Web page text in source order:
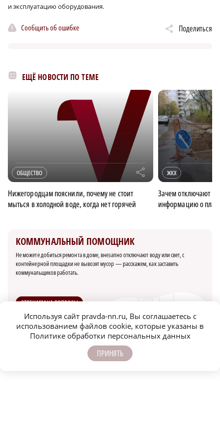
и эксплуатацию оборудования.
Сообщить об ошибке Поделиться
ЕЩЁ НОВОСТИ ПО ТЕМЕ
ОБЩЕСТВО r
Нижегородцам пояснили, почему не стоит
мыться в холодной воде, когда нет горячей
ЖКХ
Зачем отключают
информацию о
КОММУНАЛЬНЫЙ ПОМОЩНИК
Не можете добиться ремонта в доме, внезапно отключают воду или свет, с
контейнерной площадки не вывозят мусор — расскажем, как заставить
коммунальщиков работать.
ОТВЕЧАЕМ НА ВОПРОСЫ
ПОМОЩЬ ЮРИСТА
СПРАВОЧНИК ЖКХ
управляющую
отремонтировать
систему отопления
порядок смены
Используя сайт pravda-nn.ru, Вы соглашаетесь с
использованием файлов cookie, которые указаны в
Политике обработки персональных данных
ПРИНЯТЬ